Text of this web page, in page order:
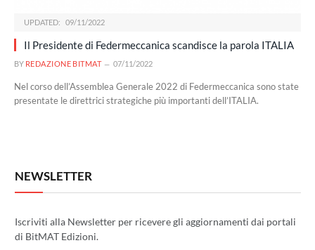
UPDATED: 09/11/2022
Il Presidente di Federmeccanica scandisce la parola ITALIA
BY REDAZIONE BITMAT 07/11/2022
Nel corso dell’Assemblea Generale 2022 di Federmeccanica sono state
presentate le direttrici strategiche più importanti dell’ITALIA.
NEWSLETTER
Iscriviti alla Newsletter per ricevere gli aggiornamenti dai portali
di BitMAT Edizioni.